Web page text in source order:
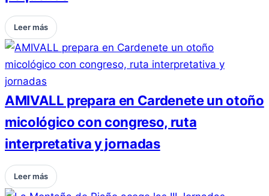
Leer más
AMIVALL prepara en Cardenete un otoño
micológico con congreso, ruta
interpretativa y jornadas
Leer más